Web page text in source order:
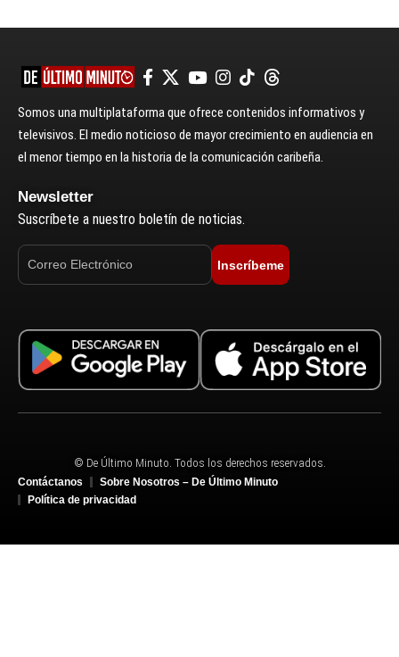
Somos una multiplataforma que ofrece contenidos informativos y
televisivos. El medio noticioso de mayor crecimiento en audiencia en
el menor tiempo en la historia de la comunicación caribeña.
Newsletter
Suscríbete a nuestro boletín de noticias.
Inscríbeme
© De Último Minuto. Todos los derechos reservados.
Contáctanos
Sobre Nosotros – De Último Minuto
Política de privacidad